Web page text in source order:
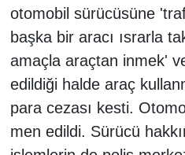
otomobil sürücüsüne
başka bir aracı ısrarla
amaçla araçtan inmek'
edildiği halde araç
para cezası kesti.
men edildi. Sürücü